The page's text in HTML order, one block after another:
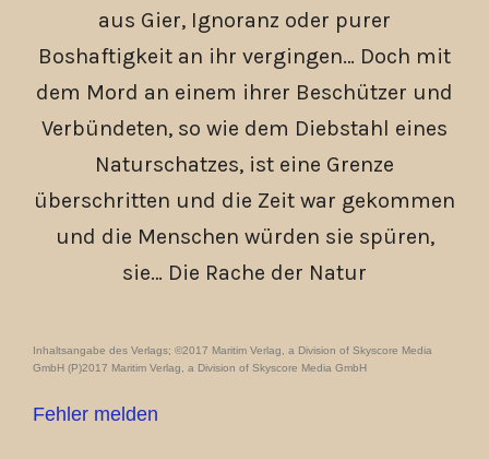
aus Gier, Ignoranz oder purer
Boshaftigkeit an ihr vergingen… Doch mit
dem Mord an einem ihrer Beschützer und
Verbündeten, so wie dem Diebstahl eines
Naturschatzes, ist eine Grenze
überschritten und die Zeit war gekommen
und die Menschen würden sie spüren,
sie… Die Rache der Natur
Inhaltsangabe des Verlags; ©2017 Maritim Verlag, a Division of Skyscore Media
GmbH (P)2017 Maritim Verlag, a Division of Skyscore Media GmbH
Fehler melden